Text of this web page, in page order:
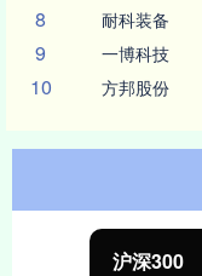
8 耐科装备
9 一博科技
10 方邦股份
沪深300